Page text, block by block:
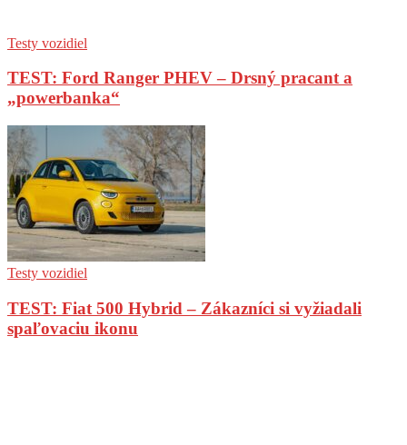
Testy vozidiel
TEST: Ford Ranger PHEV – Drsný pracant a
„powerbanka“
Testy vozidiel
TEST: Fiat 500 Hybrid – Zákazníci si vyžiadali
spaľovaciu ikonu